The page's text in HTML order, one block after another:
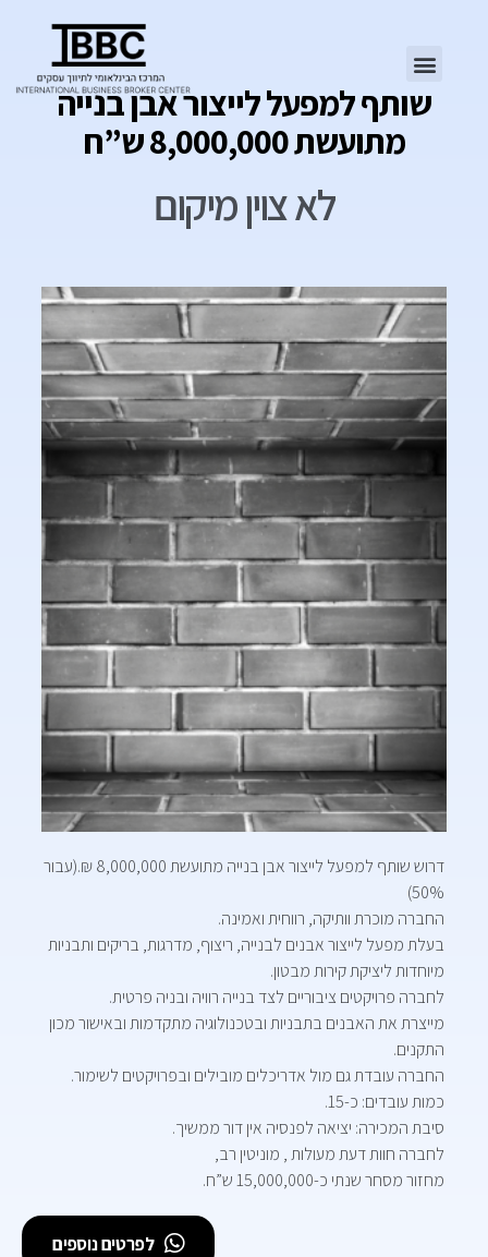
שותף למפעל לייצור אבן בנייה
מתועשת 8,000,000 ש”ח
לא צוין מיקום
דרוש שותף למפעל לייצור אבן בנייה מתועשת 8,000,000 ₪.(עבור
50%)
החברה מוכרת וותיקה, רווחית ואמינה.
בעלת מפעל לייצור אבנים לבנייה, ריצוף, מדרגות, בריקים ותבניות
מיוחדות ליציקת קירות מבטון.
לחברה פרויקטים ציבוריים לצד בנייה רוויה ובניה פרטית.
מייצרת את האבנים בתבניות ובטכנולוגיה מתקדמות ובאישור מכון
התקנים.
החברה עובדת גם מול אדריכלים מובילים ובפרויקטים לשימור.
כמות עובדים: כ-15.
סיבת המכירה: יציאה לפנסיה אין דור ממשיך.
לחברה חוות דעת מעולות , מוניטין רב,
מחזור מסחר שנתי כ-15,000,000 ש”ח.
לפרטים נוספים